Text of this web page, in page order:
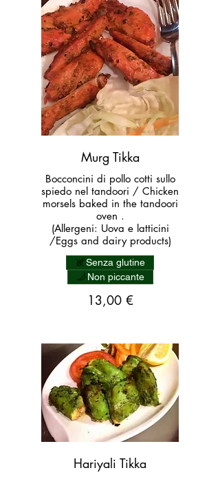
Murg Tikka
Bocconcini di pollo cotti sullo
spiedo nel tandoori / Chicken
morsels baked in the tandoori
oven .
(Allergeni: Uova e latticini
/Eggs and dairy products)
13,00 €
Senza glutine
Non piccante
Hariyali Tikka